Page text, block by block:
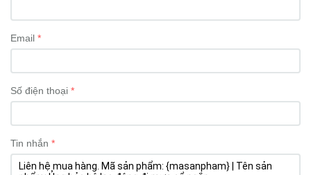
Email
Số điện thoại
Tin nhắn